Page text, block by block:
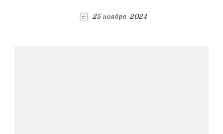
25 ноября 2024